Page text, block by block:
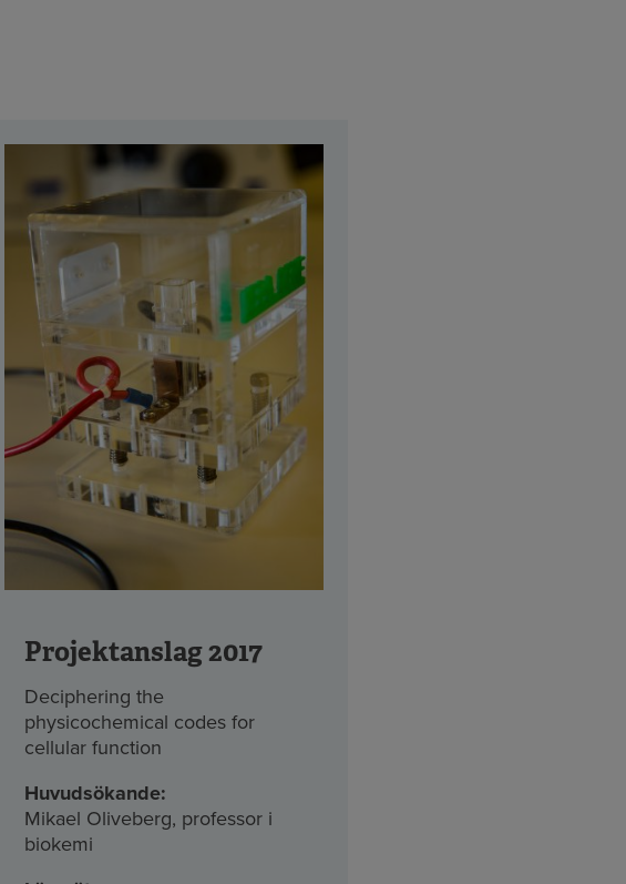
Projektanslag 2017
Deciphering the
physicochemical codes for
cellular function
Huvudsökande:
Mikael Oliveberg, professor i
biokemi